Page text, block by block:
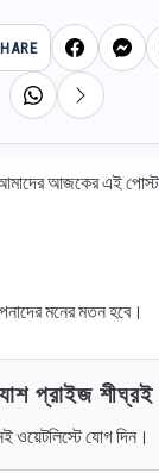
আজকের এই
মনের মতন হবে।
প্রাইজ
ওয়েটলিস্টে যোগ দিন।